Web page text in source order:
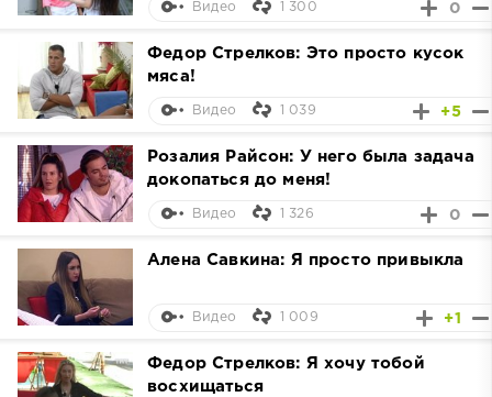
0
Видео 1 300
Федор Стрелков: Это просто кусок
мяса!
+5
Видео 1 039
Розалия Райсон: У него была задача
докопаться до меня!
0
Видео 1 326
Алена Савкина: Я просто привыкла
+1
Видео 1 009
Федор Стрелков: Я хочу тобой
восхищаться